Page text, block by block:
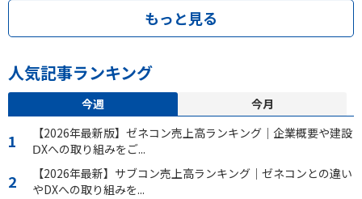
もっと見る
人気記事ランキング
今週
今月
【2026年最新版】ゼネコン売上高ランキング｜企業概要や建設
ⅮXへの取り組みをご...
【2026年最新】サブコン売上高ランキング｜ゼネコンとの違い
やDXへの取り組みを...